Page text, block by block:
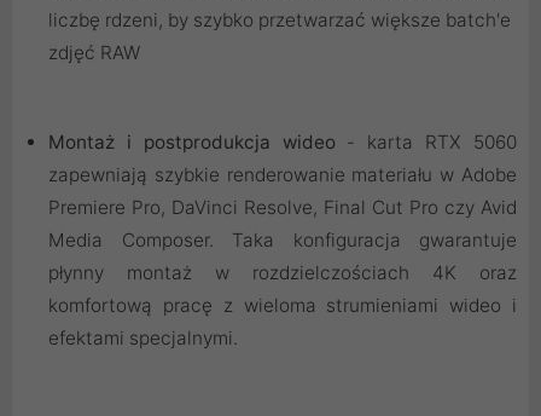
liczbę rdzeni, by szybko przetwarzać większe batch'e
zdjęć RAW
Montaż i postprodukcja wideo - karta RTX 5060
zapewniają szybkie renderowanie materiału w Adobe
Premiere Pro, DaVinci Resolve, Final Cut Pro czy Avid
Media Composer. Taka konfiguracja gwarantuje
płynny montaż w rozdzielczościach 4K oraz
komfortową pracę z wieloma strumieniami wideo i
efektami specjalnymi.